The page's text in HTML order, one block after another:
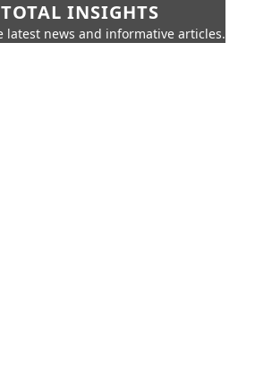
INSIGHTS
latest news and informative articles.